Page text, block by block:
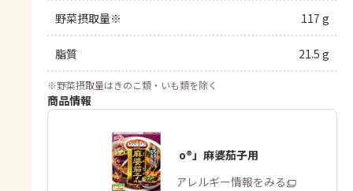
野菜摂取量※ 117 g
脂質 21.5 g
※野菜摂取量はきのこ類・いも類を除く
商品情報
「Cook Do®」麻婆茄子用
商品・アレルギー情報をみる